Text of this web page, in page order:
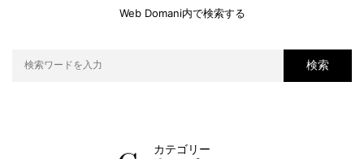
Web Domani内で検索する
検索
カテゴリー